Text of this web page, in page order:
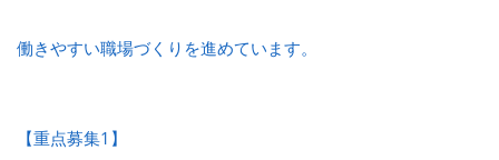
働きやすい職場づくりを進めています。
【重点募集1】